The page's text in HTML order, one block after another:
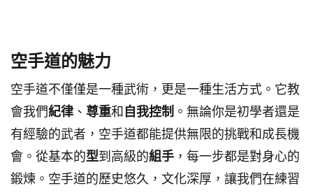
空手道的魅力
空手道不僅僅是一種武術，更是一種生活方式。它教
會我們紀律 、 尊重和 自我控制 。無論你是初學者還是
有經驗的武者，空手道都能提供無限的挑戰和成長機
會。從基本的型到高級的組手 ，每一步都是對身心的
鍛煉。空手道的歷史悠久，文化深厚，讓我們在練習